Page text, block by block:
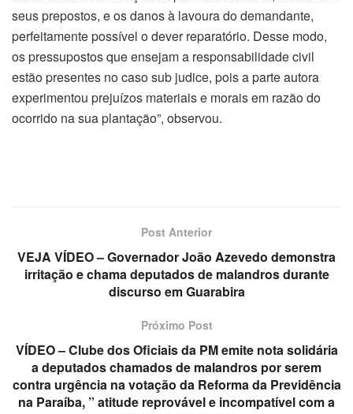
seus prepostos, e os danos à lavoura do demandante,
perfeitamente possível o dever reparatório. Desse modo,
os pressupostos que ensejam a responsabilidade civil
estão presentes no caso sub judice, pois a parte autora
experimentou prejuízos materiais e morais em razão do
ocorrido na sua plantação”, observou.
Post Anterior
VEJA VÍDEO – Governador João Azevedo demonstra
irritação e chama deputados de malandros durante
discurso em Guarabira
Próximo Post
VÍDEO – Clube dos Oficiais da PM emite nota solidária
a deputados chamados de malandros por serem
contra urgência na votação da Reforma da Previdência
na Paraíba, ” atitude reprovável e incompatível com a